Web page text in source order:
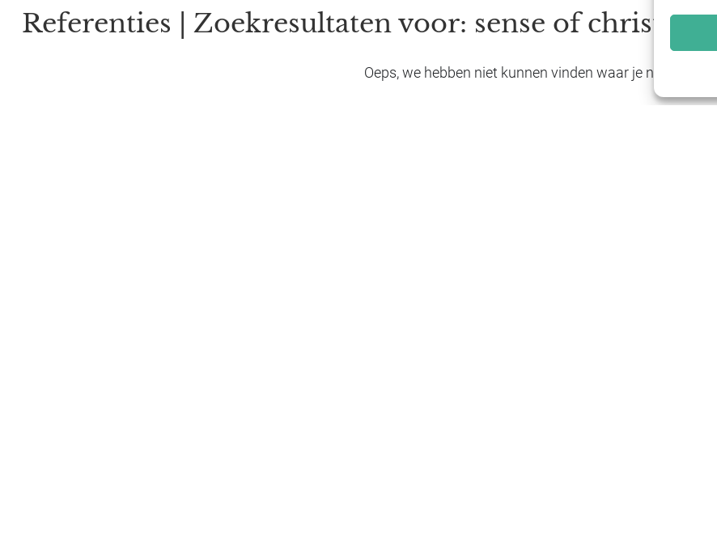
Referenties | Zoekresultaten voor: sense of christmas
Oeps, we hebben niet kunnen vinden waar je naar zocht...